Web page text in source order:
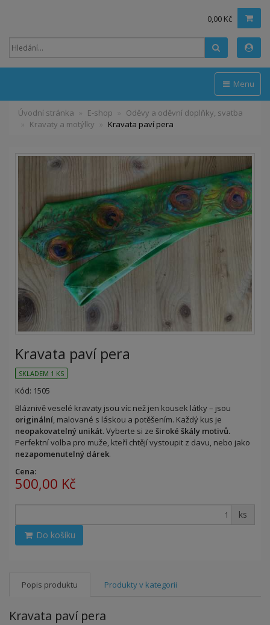
0,00 Kč
Menu
Úvodní stránka E-shop
Oděvy a oděvní doplňky, svatba
Kravaty a motýlky
Kravata paví pera
Kravata paví pera
SKLADEM 1 KS
Kód: 1505
Bláznivě veselé kravaty jsou víc než jen kousek látky – jsou
originální, malované s láskou a potěšením. Každý kus je
neopakovatelný unikát. Vyberte si ze široké škály motivů.
Perfektní volba pro muže, kteří chtějí vystoupit z davu, nebo jako
nezapomenutelný dárek.
Cena:
500,00 Kč
ks
Do košíku
Popis produktu Produkty v kategorii
Kravata paví pera